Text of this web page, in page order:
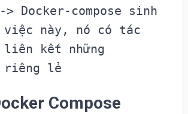
-> Docker-compose sinh
việc này, nó có tác
liên kết những
riêng lẻ
Compose